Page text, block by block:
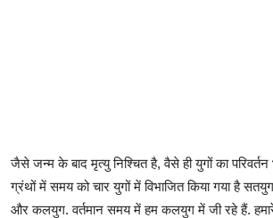
जैसे जन्म के बाद मृत्यु निश्चित है, वैसे ही युगों का
ग्रंथों में समय को चार युगों में विभाजित किया गया है
और कलयुग. वर्तमान समय में हम कलयुग में जी रहे हैं. हमारे